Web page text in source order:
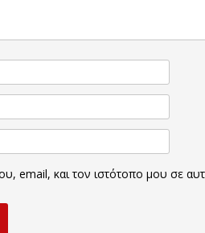
email, και τον ιστότοπο μου σε